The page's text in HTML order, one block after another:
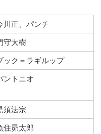
川正、パンチ
守大樹
ック＝ラギルップ
ントニオ
須法宗
住昴太郎